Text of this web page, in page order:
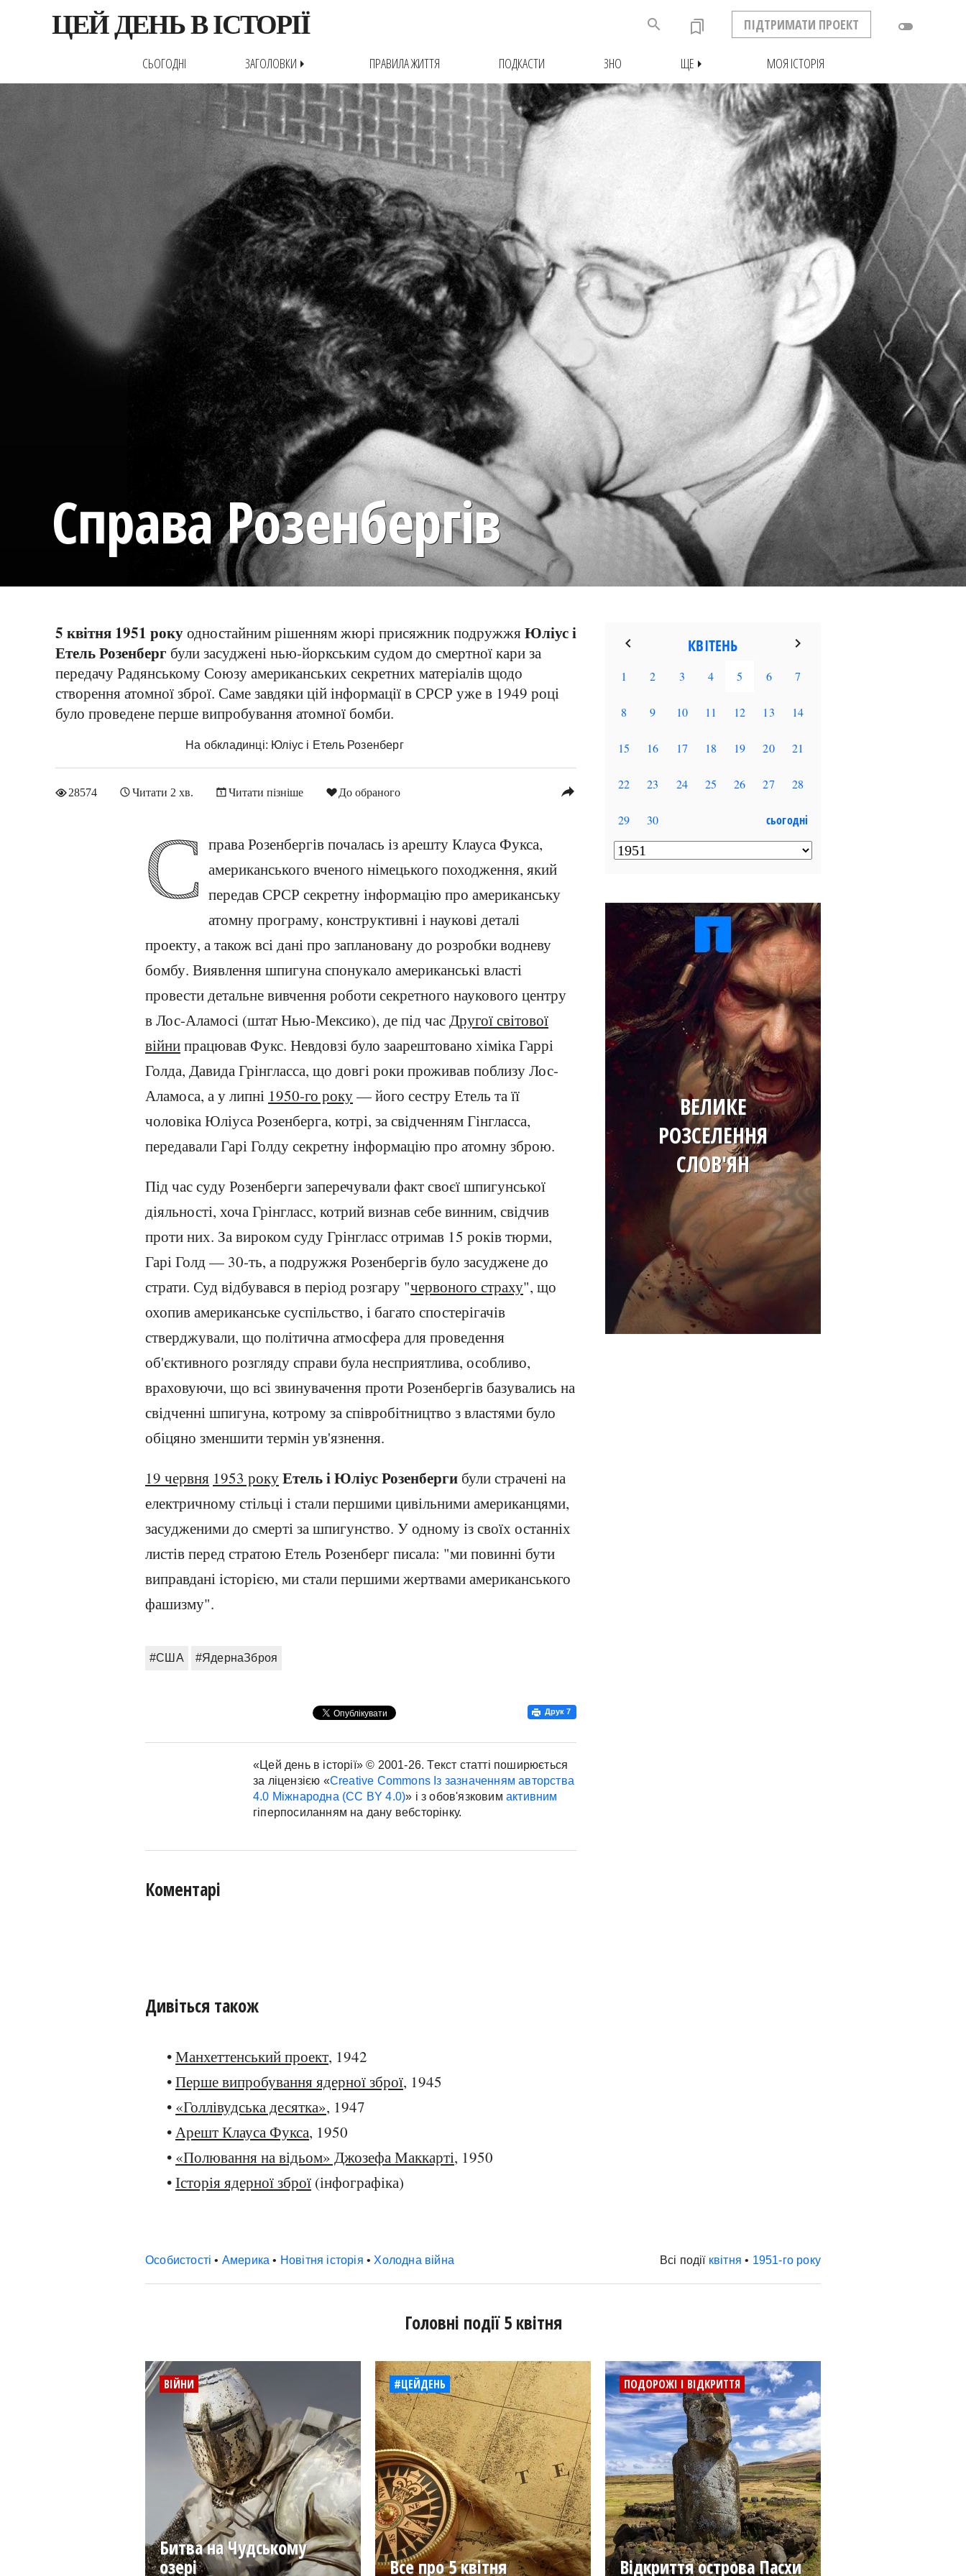
ЦЕЙ ДЕНЬ В ІСТОРІЇ toggle_off
ПІДТРИМАТИ ПРОЕКТ
bookmarks
search
СЬОГОДНІ ЗАГОЛОВКИarrow_right ПРАВИЛА ЖИТТЯ ПОДКАСТИ ЗНО ЩЕarrow_right МОЯ ІСТОРІЯ
Справа Розенбергів
5 квітня 1951 рокуодностайним рішенням жюрі присяжник подружжяЮліус і
Етель Розенберг були засуджені нью-йоркським судом до смертної кари за
передачу Радянському Союзу американських секретних матеріалів щодо
створення атомної зброї. Саме завдяки цій інформації в СРСР уже в 1949 році
було проведене перше випробування атомної бомби.
На обкладинці: Юліус і Етель Розенберг
28574 Читати 2 хв. Читати пізніше До обраного reply
С права Розенбергів почалась із арешту Клауса Фукса,
американського вченого німецького походження, який
передав СРСР секретну інформацію про американську
атомну програму, конструктивні і наукові деталі
проекту, а також всі дані про заплановану до розробки водневу
бомбу. Виявлення шпигуна спонукало американські власті
провести детальне вивчення роботи секретного наукового центру
в Лос-Аламосі (штат Нью-Мексико), де під часДругої світової
війнипрацював Фукс. Невдовзі було заарештовано хіміка Гаррі
Голда, Давида Грінгласса, що довгі роки проживав поблизу Лос-
Аламоса, а у липні 1950-го року— його сестру Етель та її
чоловіка Юліуса Розенберга, котрі, за свідченням Гінгласса,
передавали Гарі Голду секретну інформацію про атомну зброю.
Під час суду Розенберги заперечували факт своєї шпигунської
діяльності, хоча Грінгласс, котрий визнав себе винним, свідчив
проти них. За вироком суду Грінгласс отримав 15 років тюрми,
Гарі Голд — 30-ть, а подружжя Розенбергів було засуджене до
страти. Суд відбувався в період розгару "червоного страху", що
охопив американське суспільство, і багато спостерігачів
стверджували, що політична атмосфера для проведення
об'єктивного розгляду справи була несприятлива, особливо,
враховуючи, що всі звинувачення проти Розенбергів базувались на
свідченні шпигуна, котрому за співробітництво з властями було
обіцяно зменшити термін ув'язнення.
19 червня 1953 рокуЕтель і Юліус Розенберги були страчені на
електричному стільці і стали першими цивільними американцями,
засудженими до смерті за шпигунство. У одному із своїх останніх
листів перед стратою Етель Розенберг писала: "ми повинні бути
виправдані історією, ми стали першими жертвами американського
фашизму".
ВЕЛИКЕ
РОЗСЕЛЕННЯ
СЛОВ'ЯН
#США #ЯдернаЗброя
Друк 7
«Цей день в історії» © 2001-26. Текст статті поширюється
за ліцензією «Creative Commons Із зазначенням авторства
4.0 Міжнародна (CC BY 4.0)» і з обов'язковимактивним
гіперпосиланням на дану вебсторінку.
Коментарі
Дивіться також
•Манхеттенський проект, 1942
•Перше випробування ядерної зброї, 1945
• «Голлівудська десятка», 1947
•Арешт Клауса Фукса, 1950
• «Полювання на відьом» Джозефа Маккарті, 1950
•Історія ядерної зброї (інфографіка)
Особистості • Америка • Новітня історія • Холодна війна Всі події квітня • 1951-го року
Головні події 5 квітня
ВІЙНИ
Битва на Чудському
озері
#ЦЕЙДЕНЬ
Все про 5 квітня
ПОДОРОЖІ І ВІДКРИТТЯ
Відкриття острова Пасхи